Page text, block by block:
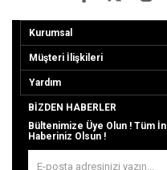
Kurumsal
Müşteri İlişkileri
Yardım
BIZDEN HABERLER
Bültenimize Üye Olun ! Tüm
Haberiniz Olsun !